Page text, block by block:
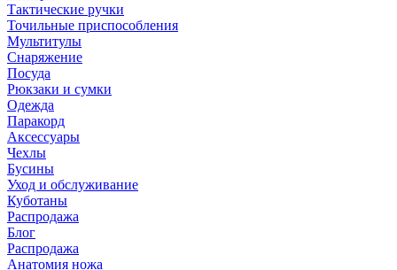
Тактические ручки
Точильные приспособления
Мультитулы
Снаряжение
Посуда
Рюкзаки и сумки
Одежда
Паракорд
Аксессуары
Чехлы
Бусины
Уход и обслуживание
Куботаны
Распродажа
Блог
Распродажа
Анатомия ножа